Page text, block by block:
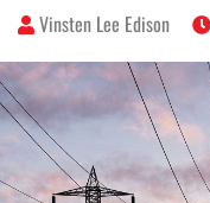
Vinsten Lee Edison